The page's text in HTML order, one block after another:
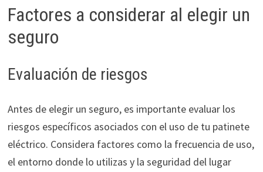
Factores a considerar al elegir un
seguro
Evaluación de riesgos
Antes de elegir un seguro, es importante evaluar los
riesgos específicos asociados con el uso de tu patinete
eléctrico. Considera factores como la frecuencia de uso,
el entorno donde lo utilizas y la seguridad del lugar